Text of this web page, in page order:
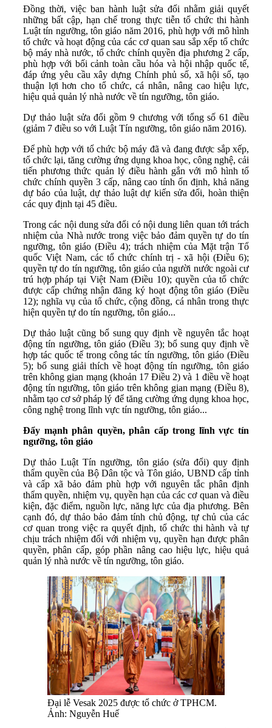
Đồng thời, việc ban hành luật sửa đổi nhằm giải quyết
những bất cập, hạn chế trong thực tiễn tổ chức thi hành
Luật tín ngưỡng, tôn giáo năm 2016, phù hợp với mô hình
tổ chức và hoạt động của các cơ quan sau sắp xếp tổ chức
bộ máy nhà nước, tổ chức chính quyền địa phương 2 cấp,
phù hợp với bối cảnh toàn cầu hóa và hội nhập quốc tế,
đáp ứng yêu cầu xây dựng Chính phủ số, xã hội số, tạo
thuận lợi hơn cho tổ chức, cá nhân, nâng cao hiệu lực,
hiệu quả quản lý nhà nước về tín ngưỡng, tôn giáo.
Dự thảo luật sửa đổi gồm 9 chương với tổng số 61 điều
(giảm 7 điều so với Luật Tín ngưỡng, tôn giáo năm 2016).
Để phù hợp với tổ chức bộ máy đã và đang được sắp xếp,
tổ chức lại, tăng cường ứng dụng khoa học, công nghệ, cải
tiến phương thức quản lý điều hành gắn với mô hình tổ
chức chính quyền 3 cấp, nâng cao tính ổn định, khả năng
dự báo của luật, dự thảo luật dự kiến sửa đổi, hoàn thiện
các quy định tại 45 điều.
Trong các nội dung sửa đổi có nội dung liên quan tới trách
nhiệm của Nhà nước trong việc bảo đảm quyền tự do tín
ngưỡng, tôn giáo (Điều 4); trách nhiệm của Mặt trận Tổ
quốc Việt Nam, các tổ chức chính trị - xã hội (Điều 6);
quyền tự do tín ngưỡng, tôn giáo của người nước ngoài cư
trú hợp pháp tại Việt Nam (Điều 10); quyền của tổ chức
được cấp chứng nhận đăng ký hoạt động tôn giáo (Điều
12); nghĩa vụ của tổ chức, cộng đồng, cá nhân trong thực
hiện quyền tự do tín ngưỡng, tôn giáo...
Dự thảo luật cũng bổ sung quy định về nguyên tắc hoạt
động tín ngưỡng, tôn giáo (Điều 3); bổ sung quy định về
hợp tác quốc tế trong công tác tín ngưỡng, tôn giáo (Điều
5); bổ sung giải thích về hoạt động tín ngưỡng, tôn giáo
trên không gian mạng (khoản 17 Điều 2) và 1 điều về hoạt
động tín ngưỡng, tôn giáo trên không gian mạng (Điều 8),
nhằm tạo cơ sở pháp lý để tăng cường ứng dụng khoa học,
công nghệ trong lĩnh vực tín ngưỡng, tôn giáo...
Đẩy mạnh phân quyền, phân cấp trong lĩnh vực tín
ngưỡng, tôn giáo
Dự thảo Luật Tín ngưỡng, tôn giáo (sửa đổi) quy định
thẩm quyền của Bộ Dân tộc và Tôn giáo, UBND cấp tỉnh
và cấp xã bảo đảm phù hợp với nguyên tắc phân định
thẩm quyền, nhiệm vụ, quyền hạn của các cơ quan và điều
kiện, đặc điểm, nguồn lực, năng lực của địa phương. Bên
cạnh đó, dự thảo bảo đảm tính chủ động, tự chủ của các
cơ quan trong việc ra quyết định, tổ chức thi hành và tự
chịu trách nhiệm đối với nhiệm vụ, quyền hạn được phân
quyền, phân cấp, góp phần nâng cao hiệu lực, hiệu quả
quản lý nhà nước về tín ngưỡng, tôn giáo.
Đại lễ Vesak 2025 được tổ chức ở TPHCM.
Ảnh: Nguyễn Huế